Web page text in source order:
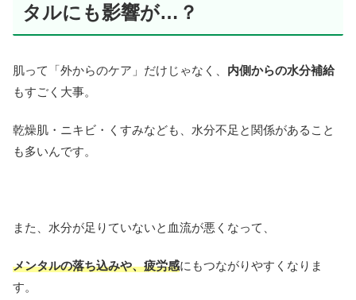
タルにも影響が…？
肌って「外からのケア」だけじゃなく、 内側からの水分補給
もすごく大事。
乾燥肌・ニキビ・くすみなども、水分不足と関係があること
も多いんです。
また、水分が足りていないと血流が悪くなって、
メンタルの落ち込みや、疲労感にもつながりやすくなりま
す。